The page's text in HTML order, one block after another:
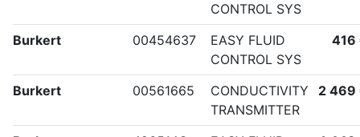
CONTROL SYS
Burkert 00454637
EASY FLUID
CONTROL SYS
416
Burkert 00561665
CONDUCTIVITY
TRANSMITTER
2 469